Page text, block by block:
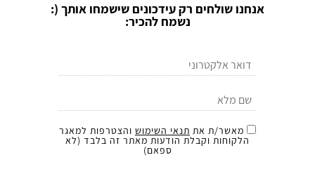
אנחנו שולחים רק עידכונים שישמחו אותך (:
נשמח להכיר:
מאשר/ת את תנאי השימוש והצטרפות למאגר
הלקוחות וקבלת הודעות מאתר זה בלבד (לא
ספאם)